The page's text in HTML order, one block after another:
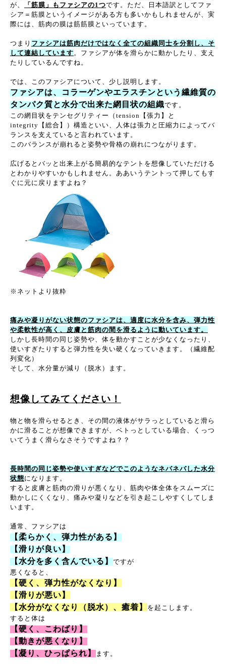
が、
「筋膜」もファシアの1つです。ただ、日本語訳としてファ
シア＝筋膜というイメージがある方も多いかもしれませんが、実
際には、筋肉の膜は筋筋膜といっています。
つまり ファシアは筋肉だけではなく全ての組織同士を分割し、そ
して連結しています 。ファシアが体を滑らかに動かしたり、支え
たりしているんですね。
では、このファシアについて、少し説明します。
ファシアは、コラーゲンやエラスチンという繊維質の
タンパク質と水分で出来た網目状の組織です。
この網目状をテンセグリティー（tension【張力】と
integrity【総合】）構造といい、人体は張力と圧縮力によってバ
ランスを支えていると言われています。
このバランスが崩れると姿勢や骨格の崩れにつながります。
広げるとバッと出来上がる簡易的なテントを想像していただける
とわかりやすいかもしれません。ああいうテントって押してもす
ぐに元に戻りますよね？
※ネットより抜粋
痛みや凝りがない状態のファシアは、適度に水分を含み、弾力性
や柔軟性が高く、皮膚と筋肉の間を滑るように動いています。
しかし長時間の同じ姿勢や、体を動かすことが少なくなったり、
使いすぎたりすると弾力性を失い硬くなっていきます。（繊維配
列変化）
そして、水分量が減り（脱水）ます。
想像してみてください！
物と物を滑らせるとき、その間の液体がサラっとしていると滑ら
かに滑ることが想像できますが、ベトっとしている場合、くっつ
いてうまく滑らなさそうですよね？？
長時間の同じ姿勢や使いすぎなどでこのようなネバネバした水分
状態になります。
すると皮膚と筋肉の滑りが悪くなり、筋肉や体全体をスムーズに
動かしにくくなり、痛みや凝りなどを引き起こしやすくしてしま
います。
通常、ファシアは
【柔らかく、弾力性がある】
【滑りが良い】
【水分を多く含んでいる】 ですが
悪くなると、
【硬く、弾力性がなくなり】
【滑りが悪い】
【水分がなくなり（脱水）、癒着】
を起こします。
すると体は
【硬く、こわばり】
【動きが悪くなり】
【凝り、ひっぱられ】
ます。